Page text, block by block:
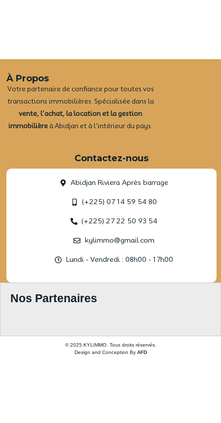
À Propos
Votre partenaire de confiance pour toutes vos
transactions immobilières. Spécialisée dans la
vente, l’achat, la location et la gestion
immobilière à Abidjan et à l’intérieur du pays.
Contactez-nous
Abidjan Riviera Après barrage
(+225) 07 14 59 54 80
(+225) 27 22 50 93 54
kylimmo@gmail.com
Lundi - Vendredi : 08h00 - 17h00
Nos Partenaires
© 2025 KYLIMMO. Tous droits réservés.
Design and Conception By AFD